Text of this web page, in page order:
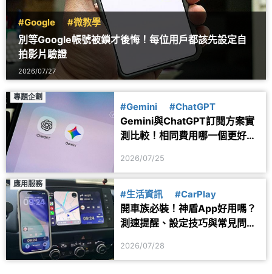
#Google #微教學
別等Google帳號被鎖才後悔！每位用戶都該先設定自
拍影片驗證
2026/07/27
專題企劃
#Gemini #ChatGPT
Gemini與ChatGPT訂閱方案實
測比較！相同費用哪一個更好
2026/07/25
應用服務
#生活資訊 #CarPlay
開車族必裝！神盾App好用嗎？
測速提醒、設定技巧與常見問題
2026/07/28